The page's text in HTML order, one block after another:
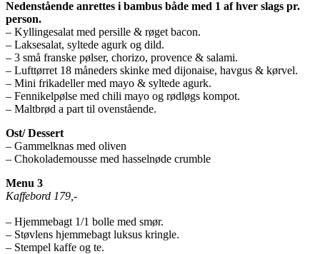
Nedenstående anrettes i bambus både med 1 af hver slags pr.
person.
– Kyllingesalat med persille & røget bacon.
– Laksesalat, syltede agurk og dild.
– 3 små franske pølser, chorizo, provence & salami.
– Lufttørret 18 måneders skinke med dijonaise, havgus & kørvel.
– Mini frikadeller med mayo & syltede agurk.
– Fennikelpølse med chili mayo og rødløgs kompot.
– Maltbrød a part til ovenstående.
Ost/ Dessert
– Gammelknas med oliven
– Chokolademousse med hasselnøde crumble
Menu 3
Kaffebord 179,-
– Hjemmebagt 1/1 bolle med smør.
– Støvlens hjemmebagt luksus kringle.
– Stempel kaffe og te.